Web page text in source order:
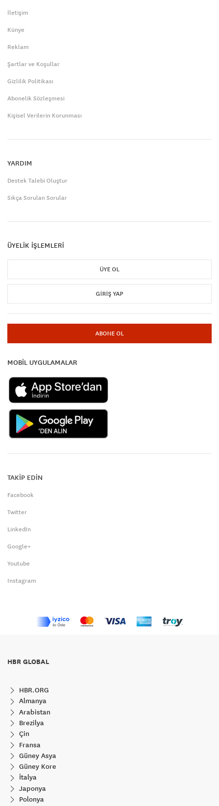
İletişim
Künye
Reklam
Şartlar ve Koşullar
Gizlilik Politikası
Abonelik Sözleşmesi
Kişisel Verilerin Korunması
YARDIM
Destek Talebi Oluştur
Sıkça Sorulan Sorular
ÜYELİK İŞLEMLERİ
ÜYE OL
GIRIŞ YAP
ABONE OL
MOBİL UYGULAMALAR
TAKİP EDİN
Facebook
Twitter
LinkedIn
Google+
Youtube
Instagram
HBR GLOBAL
HBR.ORG
Almanya
Arabistan
Brezilya
Çin
Fransa
Güney Asya
Güney Kore
İtalya
Japonya
Polonya